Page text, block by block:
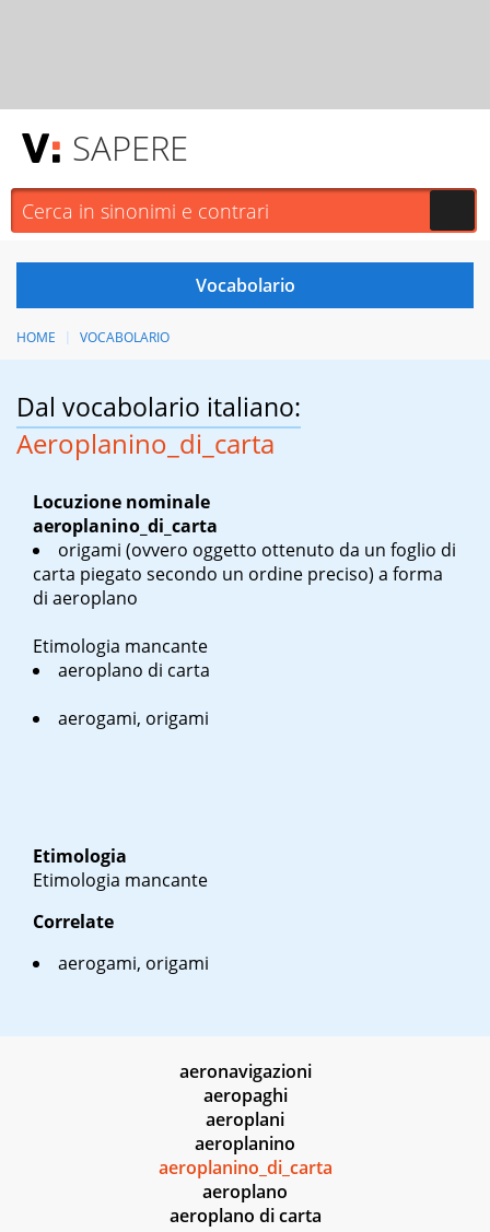
SAPERE
HOME VOCABOLARIO
Dal vocabolario italiano:
Aeroplanino_di_carta
Locuzione nominale
aeroplanino_di_carta
origami (ovvero oggetto ottenuto da un foglio di
carta piegato secondo un ordine preciso) a forma
di aeroplano
Etimologia mancante
aeroplano di carta
aerogami, origami
Etimologia
Etimologia mancante
Correlate
aerogami, origami
aeronavigazioni
aeropaghi
aeroplani
aeroplanino
aeroplanino_di_carta
aeroplano
aeroplano di carta